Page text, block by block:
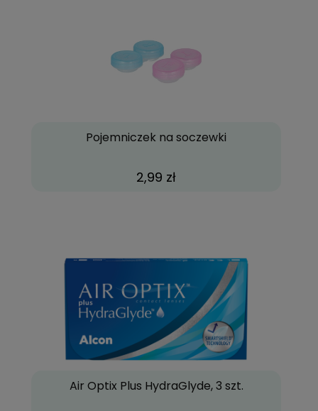
Pojemniczek na soczewki
2,99 zł
Air Optix Plus HydraGlyde, 3 szt.